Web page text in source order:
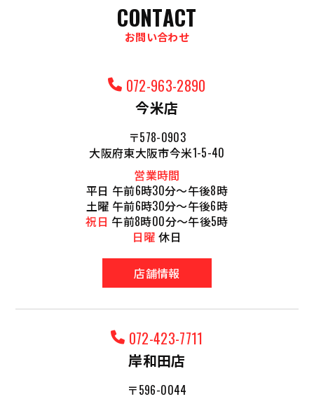
CONTACT
お問い合わせ
072-963-2890
今米店
〒578-0903
大阪府東大阪市今米1-5-40
営業時間
平日 午前6時30分～午後8時
土曜 午前6時30分～午後6時
祝日 午前8時00分～午後5時
日曜 休日
店舗情報
072-423-7711
岸和田店
〒596-0044